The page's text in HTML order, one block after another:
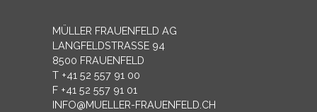
MÜLLER FRAUENFELD AG
LANGFELDSTRASSE 94
8500 FRAUENFELD
T +41 52 557 91 00
F +41 52 557 91 01
INFO@MUELLER-FRAUENFELD.CH